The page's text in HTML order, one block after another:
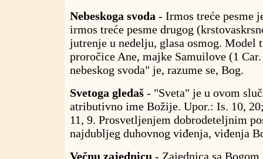
Nebeskoga svoda - Irmos treće pesme
irmos treće pesme drugog
jutrenje u nedelju, glasa osmog. Model
proročice Ane, majke Samuilove (1
nebeskog svoda" je, razume se, Bog.
Svetoga gledaš - "Sveta" je u ovom
atributivno ime Božije. Upor.: Is. 10,
11, 9. Prosvetljenjem dobrodeteljnim
najdubljeg duhovnog viđenja, viđenja
Večnu zajednicu - Zajednica sa